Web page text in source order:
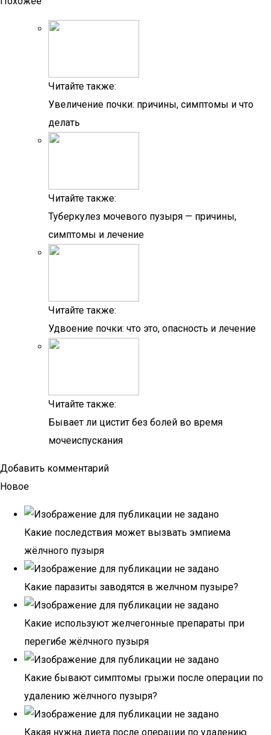
Читайте также:
Увеличение почки: причины, симптомы и что
делать
Читайте также:
Туберкулез мочевого пузыря — причины,
симптомы и лечение
Читайте также:
Удвоение почки: что это, опасность и лечение
Читайте также:
Бывает ли цистит без болей во время
мочеиспускания
Добавить комментарий
Новое
Какие последствия может вызвать эмпиема
жёлчного пузыря
Какие паразиты заводятся в желчном пузыре?
Какие используют желчегонные препараты при
перегибе жёлчного пузыря
Какие бывают симптомы грыжи после операции по
удалению жёлчного пузыря?
Какая нужна диета после операции по удалению